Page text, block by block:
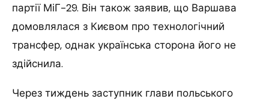
партії МіГ-29. Він також заявив, що Варшава
домовлялася з Києвом про технологічний
трансфер, однак українська сторона його не
здійснила.
Через тиждень заступник глави польського